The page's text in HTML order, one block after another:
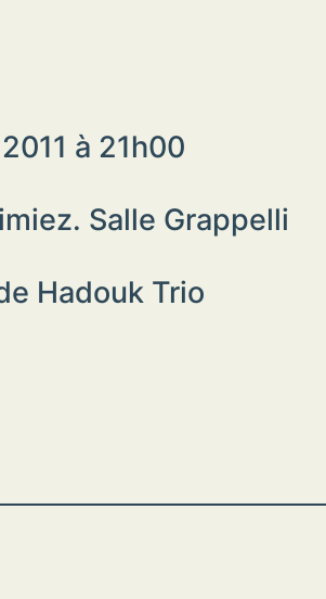
à 21h00
Salle Grappelli
Hadouk Trio